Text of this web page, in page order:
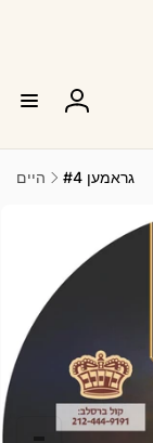
סיין
היים
גראמען #4